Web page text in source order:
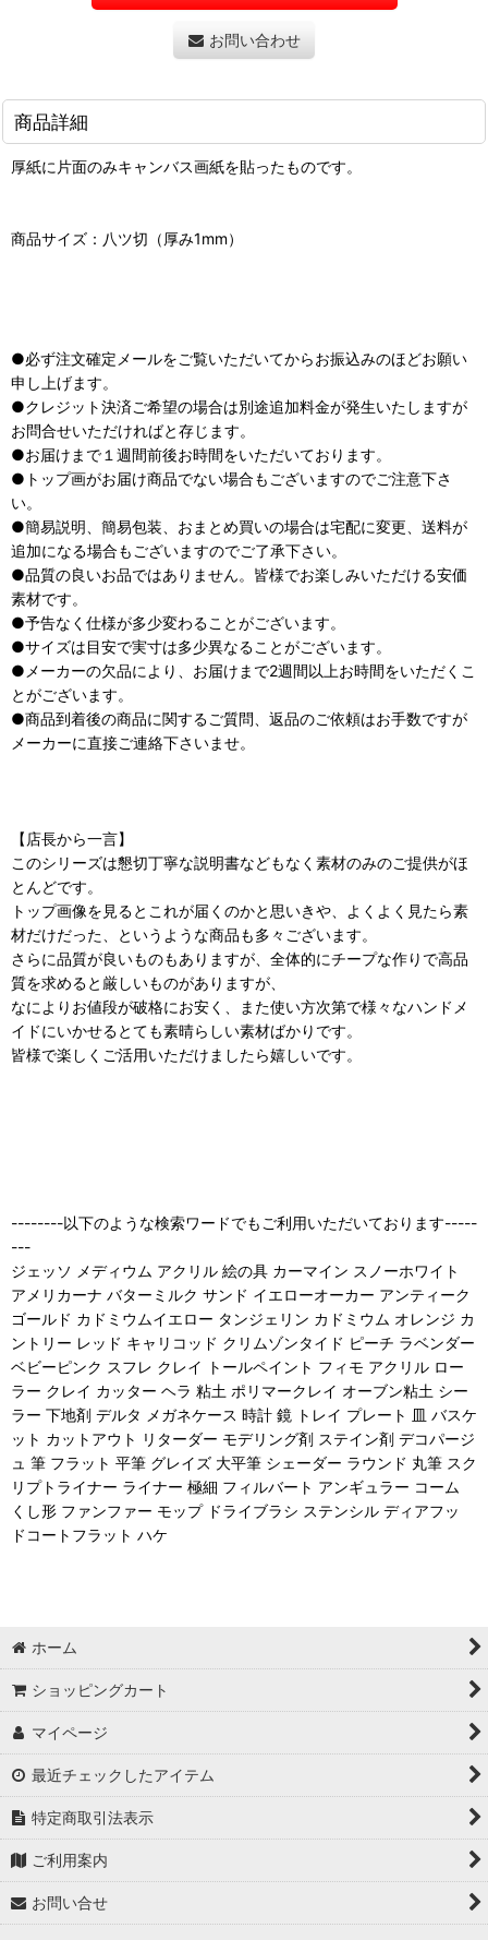
お問い合わせ
商品詳細
厚紙に片面のみキャンバス画紙を貼ったものです。
商品サイズ：八ツ切（厚み1mm）
●必ず注文確定メールをご覧いただいてからお振込みのほどお願い
申し上げます。
●クレジット決済ご希望の場合は別途追加料金が発生いたしますが
お問合せいただければと存じます。
●お届けまで１週間前後お時間をいただいております。
●トップ画がお届け商品でない場合もございますのでご注意下さ
い。
●簡易説明、簡易包装、おまとめ買いの場合は宅配に変更、送料が
追加になる場合もございますのでご了承下さい。
●品質の良いお品ではありません。皆様でお楽しみいただける安価
素材です。
●予告なく仕様が多少変わることがございます。
●サイズは目安で実寸は多少異なることがございます。
●メーカーの欠品により、お届けまで2週間以上お時間をいただくこ
とがございます。
●商品到着後の商品に関するご質問、返品のご依頼はお手数ですが
メーカーに直接ご連絡下さいませ。
【店長から一言】
このシリーズは懇切丁寧な説明書などもなく素材のみのご提供がほ
とんどです。
トップ画像を見るとこれが届くのかと思いきや、よくよく見たら素
材だけだった、というような商品も多々ございます。
さらに品質が良いものもありますが、全体的にチープな作りで高品
質を求めると厳しいものがありますが、
なによりお値段が破格にお安く、また使い方次第で様々なハンドメ
イドにいかせるとても素晴らしい素材ばかりです。
皆様で楽しくご活用いただけましたら嬉しいです。
--------以下のような検索ワードでもご利用いただいております-----
---
ジェッソ メディウム アクリル 絵の具 カーマイン スノーホワイト
アメリカーナ バターミルク サンド イエローオーカー アンティーク
ゴールド カドミウムイエロー タンジェリン カドミウム オレンジ カ
ントリー レッド キャリコッド クリムゾンタイド ピーチ ラベンダー
ベビーピンク スフレ クレイ トールペイント フィモ アクリル ロー
ラー クレイ カッター ヘラ 粘土 ポリマークレイ オーブン粘土 シー
ラー 下地剤 デルタ メガネケース 時計 鏡 トレイ プレート 皿 バスケ
ット カットアウト リターダー モデリング剤 ステイン剤 デコパージ
ュ 筆 フラット 平筆 グレイズ 大平筆 シェーダー ラウンド 丸筆 スク
リプトライナー ライナー 極細 フィルバート アンギュラー コーム
くし形 ファンファー モップ ドライブラシ ステンシル ディアフッ
ドコートフラット ハケ
ホーム
ショッピングカート
マイページ
最近チェックしたアイテム
特定商取引法表示
ご利用案内
お問い合せ